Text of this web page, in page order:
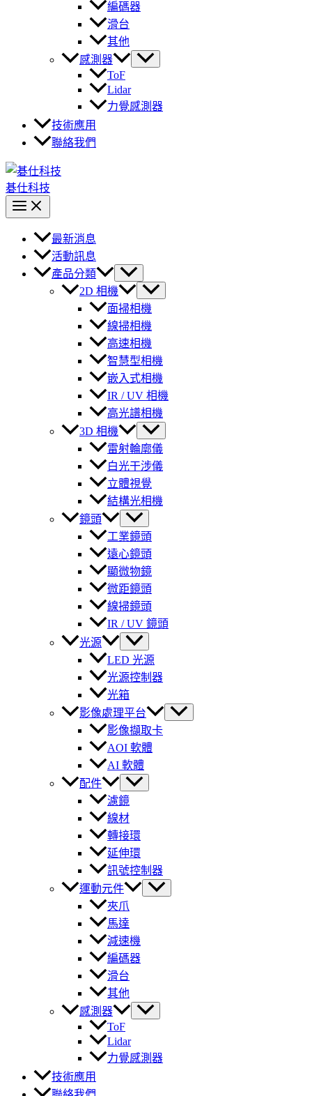
編碼器
滑台
其他
感測器
ToF
Lidar
力覺感測器
技術應用
聯絡我們
碁仕科技
最新消息
活動訊息
產品分類
2D 相機
面掃相機
線掃相機
高速相機
智慧型相機
嵌入式相機
IR / UV 相機
高光譜相機
3D 相機
雷射輪廓儀
白光干涉儀
立體視覺
結構光相機
鏡頭
工業鏡頭
遠心鏡頭
顯微物鏡
微距鏡頭
線掃鏡頭
IR / UV 鏡頭
光源
LED 光源
光源控制器
光箱
影像處理平台
影像擷取卡
AOI 軟體
AI 軟體
配件
濾鏡
線材
轉接環
延伸環
訊號控制器
運動元件
夾爪
馬達
減速機
編碼器
滑台
其他
感測器
ToF
Lidar
力覺感測器
技術應用